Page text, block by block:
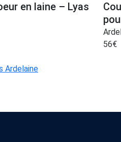
en laine – Lyas
56€
Ardelaine